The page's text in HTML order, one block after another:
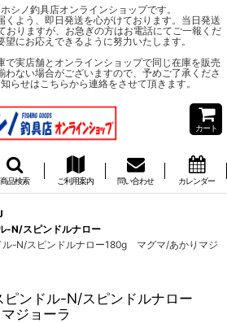
シノ釣具店オンラインショップです。
くよう、即日発送を心がけております。当日発送
おりますが、お急ぎの方はお電話にてご一報くだ
にお応えできるように努力いたします。
で実店舗とオンラインショップで同じ在庫を販売
わない場合がございますので、予めご了承くださ
らせはこちらから連絡をさせて頂きます。
カート
商品検索 ご利用案内 問い合わせ カレンダー
-N/スピンドルナロー
-N/スピンドルナロー180g マグマ/あかりマジ
ンドル-N/スピンドルナロー
ジョーラ